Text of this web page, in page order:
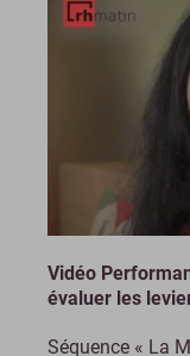
Vidéo
évaluer les
Séquence « La